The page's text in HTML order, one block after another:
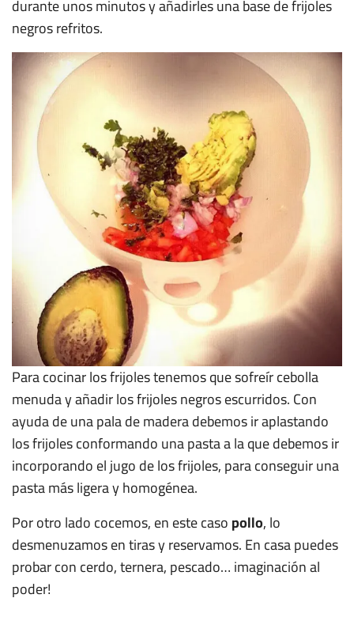
durante unos minutos y añadirles una base de frijoles
negros refritos.
Para cocinar los frijoles tenemos que sofreír cebolla
menuda y añadir los frijoles negros escurridos. Con
ayuda de una pala de madera debemos ir aplastando
los frijoles conformando una pasta a la que debemos ir
incorporando el jugo de los frijoles, para conseguir una
pasta más ligera y homogénea.
Por otro lado cocemos, en este casopollo, lo
desmenuzamos en tiras y reservamos. En casa puedes
probar con cerdo, ternera, pescado… imaginación al
poder!